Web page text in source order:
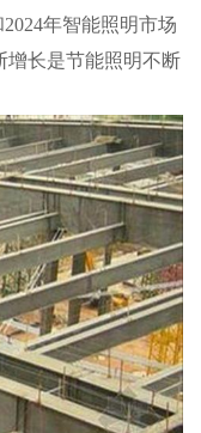
年智能照明市场
增长是节能照明不断